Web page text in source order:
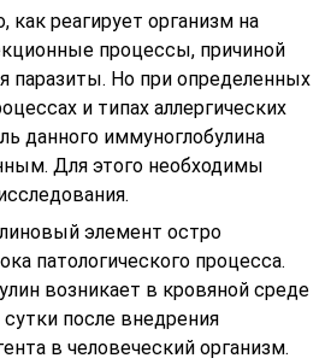
как реагирует организм на
процессы, причиной
паразиты. Но при определенных
и типах аллергических
данного иммуноглобулина
Для этого необходимы
элемент остро
патологического процесса.
возникает в кровяной среде
после внедрения
в человеческий организм.